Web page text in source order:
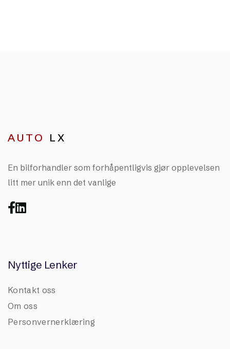
AUTO LX
En bilforhandler som forhåpentligvis gjør opplevelsen
litt mer unik enn det vanlige

Nyttige Lenker
Kontakt oss
Om oss
Personvernerklæring